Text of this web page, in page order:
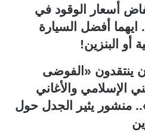
أسعار الوقود في
ايهما أفضل السيارة
أو البنزين!
ينتقدون «الفوضى
الإسلامي والأغاني
منشور يثير الجدل حول